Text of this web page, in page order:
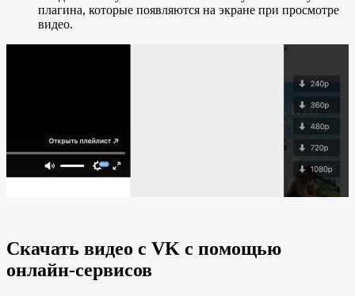
плагина, которые появляются на экране при просмотре
видео.
Cкачать видео с VK с помощью
онлайн-сервисов